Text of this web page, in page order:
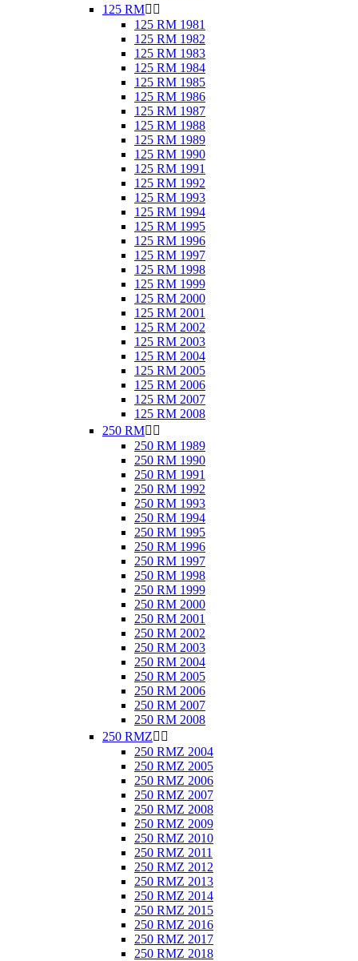
125 RM 
125 RM 1981
125 RM 1982
125 RM 1983
125 RM 1984
125 RM 1985
125 RM 1986
125 RM 1987
125 RM 1988
125 RM 1989
125 RM 1990
125 RM 1991
125 RM 1992
125 RM 1993
125 RM 1994
125 RM 1995
125 RM 1996
125 RM 1997
125 RM 1998
125 RM 1999
125 RM 2000
125 RM 2001
125 RM 2002
125 RM 2003
125 RM 2004
125 RM 2005
125 RM 2006
125 RM 2007
125 RM 2008
250 RM 
250 RM 1989
250 RM 1990
250 RM 1991
250 RM 1992
250 RM 1993
250 RM 1994
250 RM 1995
250 RM 1996
250 RM 1997
250 RM 1998
250 RM 1999
250 RM 2000
250 RM 2001
250 RM 2002
250 RM 2003
250 RM 2004
250 RM 2005
250 RM 2006
250 RM 2007
250 RM 2008
250 RMZ 
250 RMZ 2004
250 RMZ 2005
250 RMZ 2006
250 RMZ 2007
250 RMZ 2008
250 RMZ 2009
250 RMZ 2010
250 RMZ 2011
250 RMZ 2012
250 RMZ 2013
250 RMZ 2014
250 RMZ 2015
250 RMZ 2016
250 RMZ 2017
250 RMZ 2018